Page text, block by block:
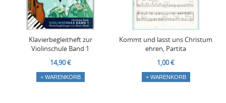
Klavierbegleitheft zur
Violinschule Band 1
14,90 €
+ WARENKORB
Kommt und lasst uns Christum
ehren, Partita
1,00 €
+ WARENKORB